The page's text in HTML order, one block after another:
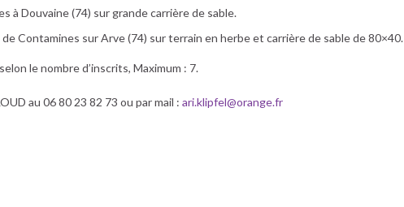
à Douvaine (74) sur grande carrière de sable.
Contamines sur Arve (74) sur terrain en herbe et carrière de sable de 80×40.
le nombre d’inscrits, Maximum : 7.
au 06 80 23 82 73 ou par mail : ari.klipfel@orange.fr